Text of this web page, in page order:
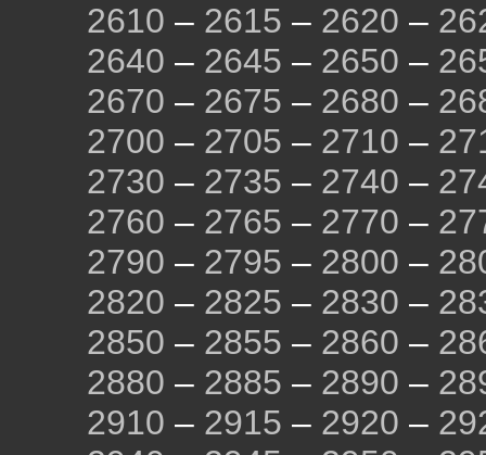
2610 – 2615 – 2620 –
2640 – 2645 – 2650 –
2670 – 2675 – 2680 –
2700 – 2705 – 2710 –
2730 – 2735 – 2740 –
2760 – 2765 – 2770 –
2790 – 2795 – 2800 –
2820 – 2825 – 2830 –
2850 – 2855 – 2860 –
2880 – 2885 – 2890 –
2910 – 2915 – 2920 –